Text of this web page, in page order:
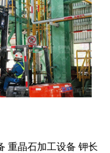
重晶石加工设备 钾长